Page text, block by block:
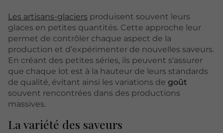
Les artisans-glaciers produisent souvent leurs
glaces en petites quantités. Cette approche leur
permet de contrôler chaque aspect de la
production et d’expérimenter de nouvelles saveurs.
En créant des petites séries, ils peuvent s'assurer
que chaque lot est à la hauteur de leurs standards
de qualité, évitant ainsi les variations de goût
souvent rencontrées dans des productions
massives.
La variété des saveurs